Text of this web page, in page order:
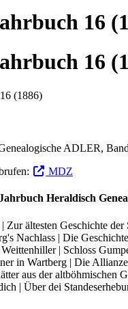
16
16
ADLER,
MDZ
Heraldisch
Zur ältesten Geschichte der
Nachlass | Die
| Schloss
in Wartberg | Die
aus der altböhmischen
| Über dei